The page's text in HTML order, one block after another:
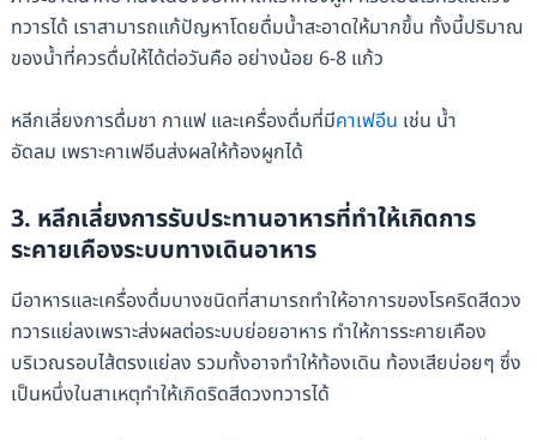
ทวารได้ เราสามารถแก้ปัญหาโดยดื่มน้ำสะอาดให้มากขึ้น ทั้งนี้ปริมาณ
ของน้ำที่ควรดื่มให้ได้ต่อวันคือ อย่างน้อย 6-8 แก้ว
หลีกเลี่ยงการดื่มชา กาแฟ และเครื่องดื่มที่มีคาเฟอีน เช่น น้ำ
อัดลม เพราะคาเฟอีนส่งผลให้ท้องผูกได้
3. หลีกเลี่ยงการรับประทานอาหารที่ทำให้เกิดการ
ระคายเคืองระบบทางเดินอาหาร
มีอาหารและเครื่องดื่มบางชนิดที่สามารถทำให้อาการของโรคริดสีดวง
ทวารแย่ลงเพราะส่งผลต่อระบบย่อยอาหาร ทำให้การระคายเคือง
บริเวณรอบไส้ตรงแย่ลง รวมทั้งอาจทำให้ท้องเดิน ท้องเสียบ่อยๆ ซึ่ง
เป็นหนึ่งในสาเหตุทำให้เกิดริดสีดวงทวารได้